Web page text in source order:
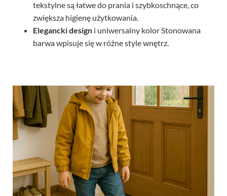
zwiększa higienę użytkowania.
Elegancki design i uniwersalny kolor Stonowana
barwa wpisuje się w różne style wnętrz.